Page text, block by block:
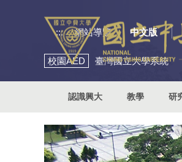
::: 網站導覽 中文版
校園AED 臺灣國立大學系統
認識興大 教學 研